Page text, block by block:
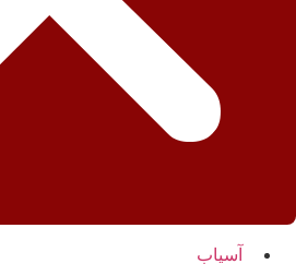
آسیاب